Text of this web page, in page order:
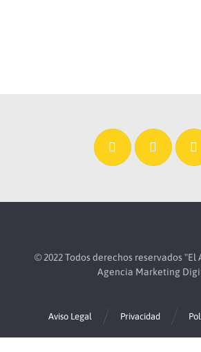
© 2022 Todos derechos reservados "El
Agencia Marketing
Privacidad
Aviso Legal